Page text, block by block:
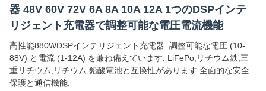
器 48V 60V 72V 6A 8A 10A 12A 1つのDSPインテ
リジェント充電器で調整可能な電圧電流機能
高性能880WDSPインテリジェント充電器. 調整可能な電圧 (10-
88V) と電流 (1-12A) を兼ね備えています. LiFePo,リチウム鉄,三
重リチウム,リチウム,鉛酸電池と互換性があります.全面的な安全
保護と通信機能.